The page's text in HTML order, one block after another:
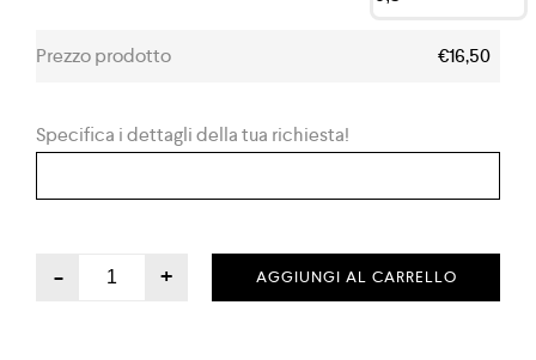
Prezzo prodotto €16,50
Specifica i dettagli della tua richiesta!
- + AGGIUNGI AL CARRELLO